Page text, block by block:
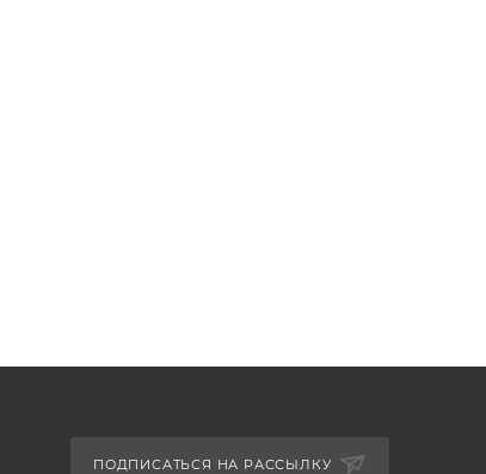
ПОДПИСАТЬСЯ НА РАССЫЛКУ